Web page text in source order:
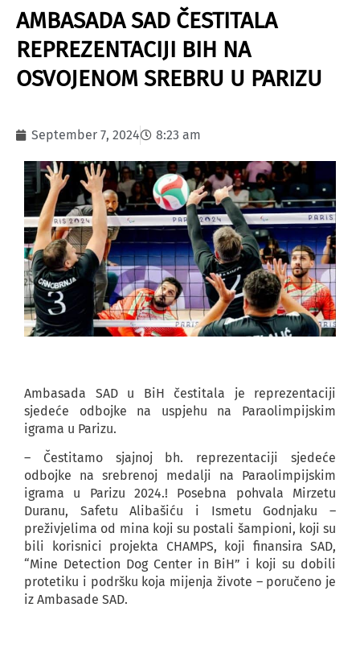
AMBASADA SAD ČESTITALA
REPREZENTACIJI BIH NA
OSVOJENOM SREBRU U PARIZU
September 7, 2024 8:23 am
Ambasada SAD u BiH čestitala je reprezentaciji
sjedeće odbojke na uspjehu na Paraolimpijskim
igrama u Parizu.
– Čestitamo sjajnoj bh. reprezentaciji sjedeće
odbojke na srebrenoj medalji na Paraolimpijskim
igrama u Parizu 2024.! Posebna pohvala Mirzetu
Duranu, Safetu Alibašiću i Ismetu Godnjaku –
preživjelima od mina koji su postali šampioni, koji su
bili korisnici projekta CHAMPS, koji finansira SAD,
“Mine Detection Dog Center in BiH” i koji su dobili
protetiku i podršku koja mijenja živote – poručeno je
iz Ambasade SAD.